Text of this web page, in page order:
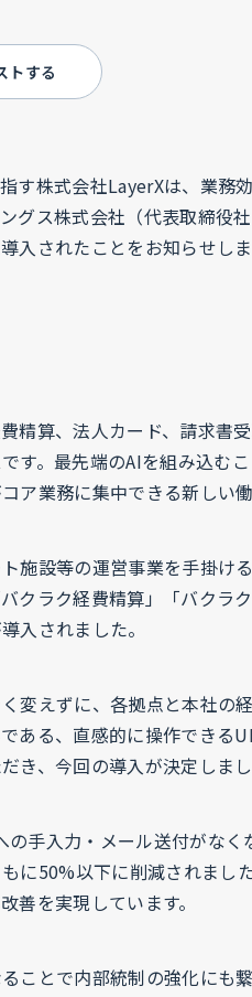
トする
す株式会社LayerXは、業務
グス株式会社（代表取締役
入されたことをお知らせしま
精算、法人カード、請求書
す。最先端のAIを組み込む
ア業務に集中できる新しい働
施設等の運営事業を手掛け
クラク経費精算」「バクラ
入されました。
変えずに、各拠点と本社の
ある、直感的に操作できる
き、今回の導入が決定しまし
手入力・メール送付がな
に50%以下に削減されまし
善を実現しています。
ことで内部統制の強化にも繋